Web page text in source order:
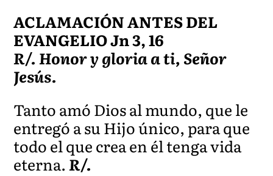
ACLAMACIÓN ANTES DEL
EVANGELIO Jn 3, 16
R/. Honor y gloria a ti, Señor
Jesús.
Tanto amó Dios al mundo, que le
entregó a su Hijo único, para que
todo el que crea en él tenga vida
eterna.R/.